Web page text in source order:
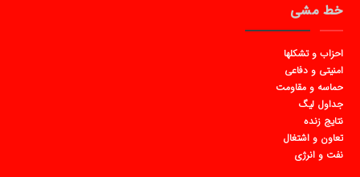
خط مشی
احزاب و تشکلها
امنیتی و دفاعی
حماسه و مقاومت
جداول لیگ
نتایج زنده
تعاون و اشتغال
نفت و انرژی